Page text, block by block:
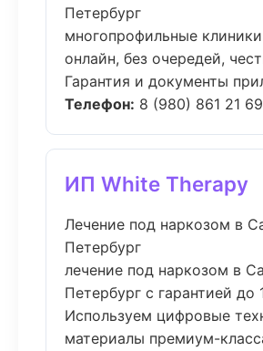
Петербург
многопрофильные
онлайн, без очередей,
Гарантия и документы
Телефон: 8 (980) 861 21 69
ИП White Therapy
Лечение под наркозом в
Петербург
лечение под наркозом в
Петербург с гарантией до
Используем цифровые
материалы премиум-